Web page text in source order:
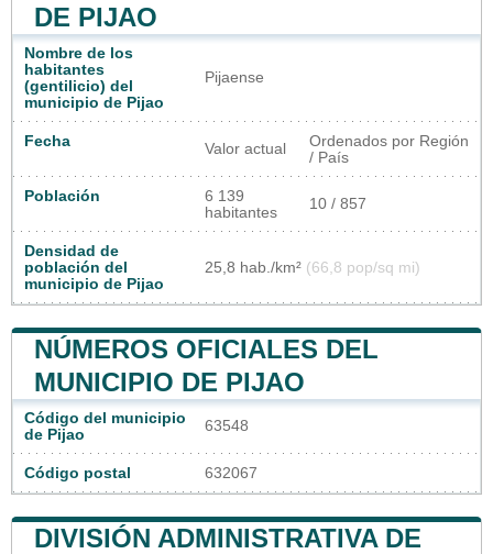
DE PIJAO
Nombre de los
habitantes
(gentilicio) del
municipio de Pijao
Pijaense
Fecha Valor actual
Ordenados por Región
/ País
Población
6 139
habitantes
10 / 857
Densidad de
población del
municipio de Pijao
25,8 hab./km² (66,8 pop/sq mi)
NÚMEROS OFICIALES DEL
MUNICIPIO DE PIJAO
Código del municipio
de Pijao
63548
Código postal 632067
DIVISIÓN ADMINISTRATIVA DE